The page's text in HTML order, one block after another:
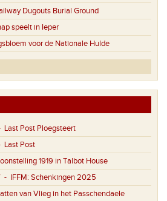
Dugouts Burial Ground
speelt in Ieper
voor de Nationale Hulde
Last Post Ploegsteert
Last Post
1919 in Talbot House
- IFFM: Schenkingen 2025
van Vlieg in het Passchendaele